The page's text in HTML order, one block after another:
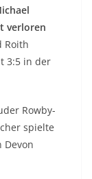
verloren
Roith
3:5 in der
Rowby-
spielte
Devon